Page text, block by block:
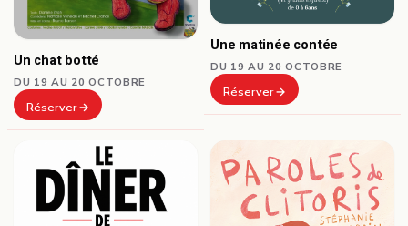
Un chat botté
DU 19 AU 20 OCTOBRE
Réserver
Une matinée contée
DU 19 AU 20 OCTOBRE
Réserver